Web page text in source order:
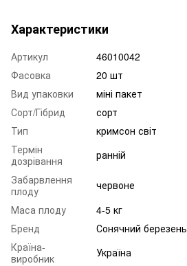
Характеристики
Артикул
46010042
Фасовка
20 шт
Вид упаковки
міні пакет
Сорт/Гібрид
сорт
Тип
кримсон світ
Термін
дозрівання
ранній
Забарвлення
плоду
червоне
Маса плоду
4-5 кг
Бренд
Сонячний березень
Країна-
виробник
Україна